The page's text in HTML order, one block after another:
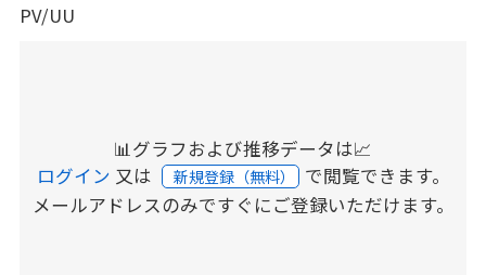
PV/UU
📊グラフおよび推移データは📈
ログイン 又は 新規登録（無料） で閲覧できます。
メールアドレスのみですぐにご登録いただけます。